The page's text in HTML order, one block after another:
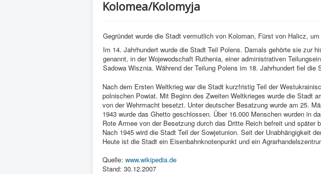
Kolomea/Kolomyja
Gegründet wurde die Stadt vermutlich von Koloman, Fürst von Halicz,
Im 14. Jahrhundert wurde die Stadt Teil Polens. Damals gehörte sie zur
genannt, in der Wojewodschaft Ruthenia, einer administrativen
Sadowa Wisznia. Während der Teilung Polens im 18. Jahrhundert fiel die
Nach dem Ersten Weltkrieg war die Stadt kurzfristig Teil der
polnischen Powiat. Mit Beginn des Zweiten Weltkrieges wurde die Stadt
von der Wehrmacht besetzt. Unter deutscher Besatzung wurde am 25.
1943 wurde das Ghetto geschlossen. Über 16.000 Menschen wurden in
Rote Armee von der Besetzung durch das Dritte Reich befreit und
Nach 1945 wird die Stadt Teil der Sowjetunion. Seit der Unabhängigkeit
Heute ist die Stadt ein Eisenbahnknotenpunkt und ein
Quelle: www.wikipedia.de
Stand: 30.12.2007